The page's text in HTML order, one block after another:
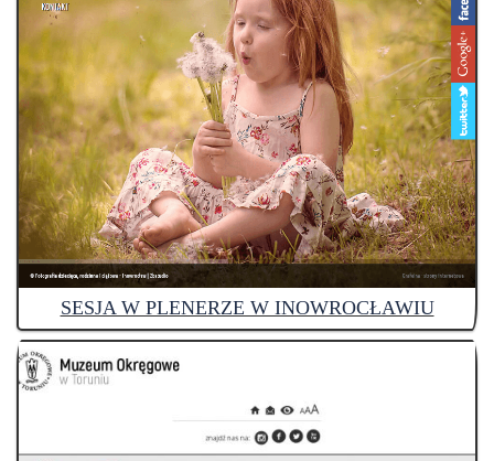
SESJA W PLENERZE W INOWROCŁAWIU